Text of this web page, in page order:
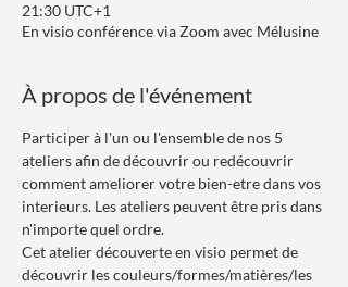
21:30 UTC+1
En visio conférence via Zoom avec Mélusine
À propos de l'événement
Participer à l'un ou l'ensemble de nos 5
ateliers afin de découvrir ou redécouvrir
comment ameliorer votre bien-etre dans vos
interieurs. Les ateliers peuvent être pris dans
n'importe quel ordre.
Cet atelier découverte en visio permet de
découvrir les couleurs/formes/matières/les